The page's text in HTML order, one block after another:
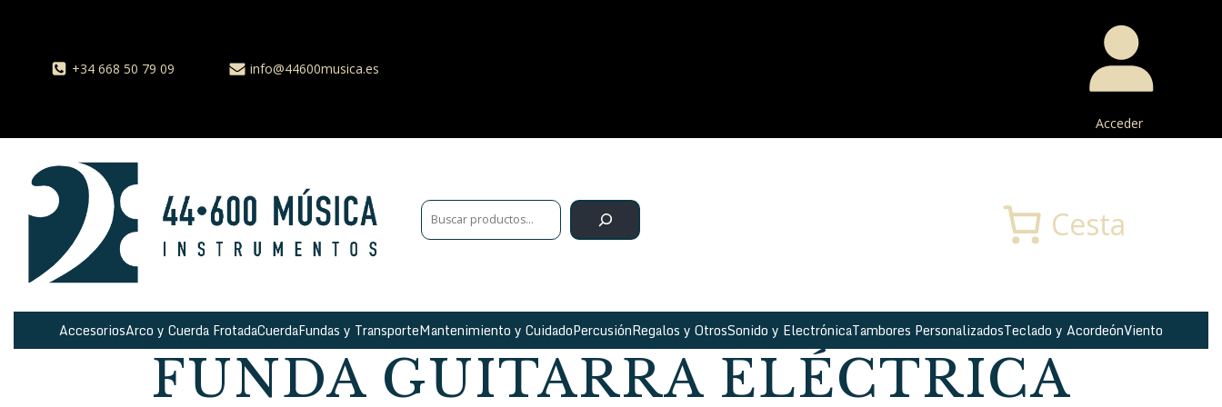
+34 668 50 79 09 info@44600musica.es
Acceder
Cesta
AccesoriosArco y Cuerda FrotadaCuerdaFundas y TransporteMantenimiento y CuidadoPercusiónRegalos y OtrosSonido y ElectrónicaTambores PersonalizadosTeclado y AcordeónViento
FUNDA GUITARRA ELÉCTRICA